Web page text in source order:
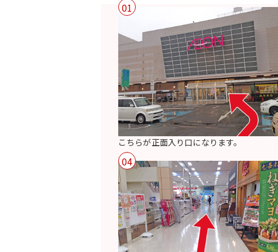
01
こちらが正面入り口になります。
04